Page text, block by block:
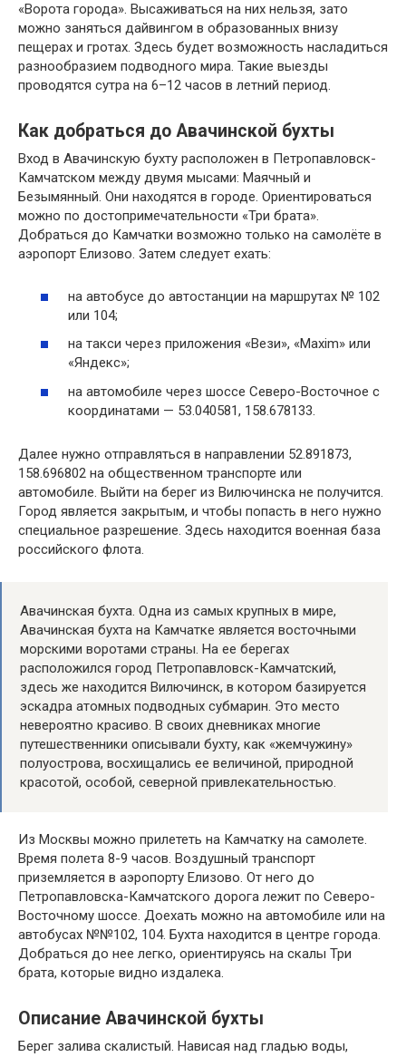
«Ворота города». Высаживаться на них нельзя, зато
можно заняться дайвингом в образованных внизу
пещерах и гротах. Здесь будет возможность насладиться
разнообразием подводного мира. Такие выезды
проводятся сутра на 6–12 часов в летний период.
Как добраться до Авачинской бухты
Вход в Авачинскую бухту расположен в Петропавловск-
Камчатском между двумя мысами: Маячный и
Безымянный. Они находятся в городе. Ориентироваться
можно по достопримечательности «Три брата».
Добраться до Камчатки возможно только на самолёте в
аэропорт Елизово. Затем следует ехать:
на автобусе до автостанции на маршрутах № 102
или 104;
на такси через приложения «Вези», «Maxim» или
«Яндекс»;
на автомобиле через шоссе Северо-Восточное с
координатами — 53.040581, 158.678133.
Далее нужно отправляться в направлении 52.891873,
158.696802 на общественном транспорте или
автомобиле. Выйти на берег из Вилючинска не получится.
Город является закрытым, и чтобы попасть в него нужно
специальное разрешение. Здесь находится военная база
российского флота.
Авачинская бухта. Одна из самых крупных в мире,
Авачинская бухта на Камчатке является восточными
морскими воротами страны. На ее берегах
расположился город Петропавловск-Камчатский,
здесь же находится Вилючинск, в котором базируется
эскадра атомных подводных субмарин. Это место
невероятно красиво. В своих дневниках многие
путешественники описывали бухту, как «жемчужину»
полуострова, восхищались ее величиной, природной
красотой, особой, северной привлекательностью.
Из Москвы можно прилететь на Камчатку на самолете.
Время полета 8-9 часов. Воздушный транспорт
приземляется в аэропорту Елизово. От него до
Петропавловска-Камчатского дорога лежит по Северо-
Восточному шоссе. Доехать можно на автомобиле или на
автобусах №№102, 104. Бухта находится в центре города.
Добраться до нее легко, ориентируясь на скалы Три
брата, которые видно издалека.
Описание Авачинской бухты
Берег залива скалистый. Нависая над гладью воды,